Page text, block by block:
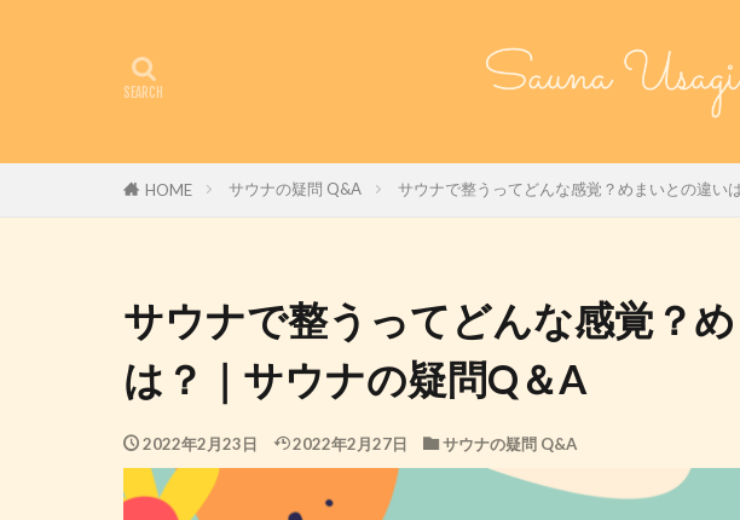
HOME サウナの疑問 Q&A サウナで整うってどんな感覚？めまいとの違い
サウナで整うってどんな感覚？
は？｜サウナの疑問Q＆A
2022年2月23日 2022年2月27日 サウナの疑問 Q&A